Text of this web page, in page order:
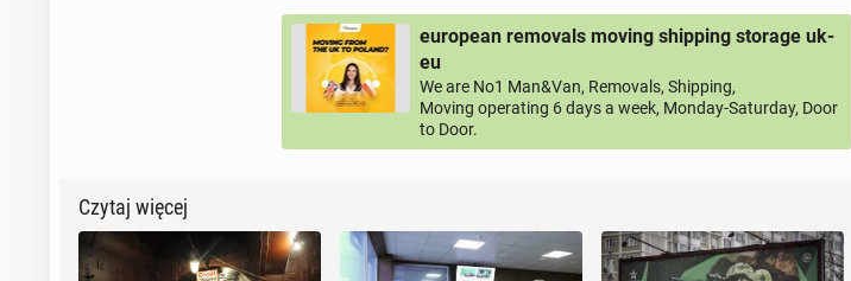
european removals moving shipping storage uk-
eu
We are No1 Man&Van, Removals, Shipping,
Moving operating 6 days a week, Monday-Saturday, Door
to Door.
Czytaj więcej